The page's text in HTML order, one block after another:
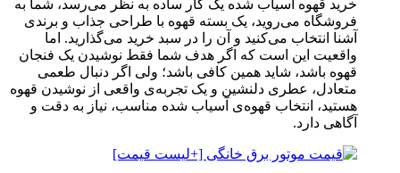
خرید قهوه آسیاب شده یک کار ساده به نظر می‌رسد، شما به
فروشگاه می‌روید، یک بسته قهوه با طراحی جذاب و برندی
آشنا انتخاب می‌کنید و آن را در سبد خرید می‌گذارید. اما
واقعیت این است که اگر هدف شما فقط نوشیدن یک فنجان
قهوه باشد، شاید همین کافی باشد؛ ولی اگر دنبال طعمی
متعادل، عطری دلنشین و یک تجربه‌ی واقعی از نوشیدن قهوه
هستید، انتخاب قهوه‌ی آسیاب شده مناسب، نیاز به دقت و
آگاهی دارد.